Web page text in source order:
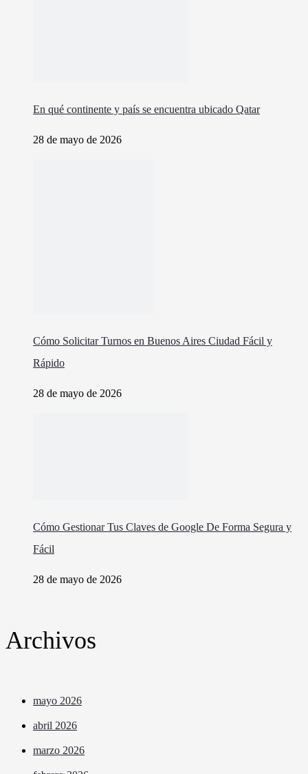
En qué continente y país se encuentra ubicado Qatar
28 de mayo de 2026
Cómo Solicitar Turnos en Buenos Aires Ciudad Fácil y
Rápido
28 de mayo de 2026
Cómo Gestionar Tus Claves de Google De Forma Segura y
Fácil
28 de mayo de 2026
Archivos
mayo 2026
abril 2026
marzo 2026